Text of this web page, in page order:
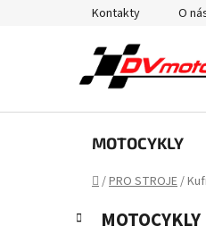
Kontakty O
MOTOCYKLY
Domů
/PRO STROJE/
P
Přeskočit
kategorie
K
a
MOTOCYKLY